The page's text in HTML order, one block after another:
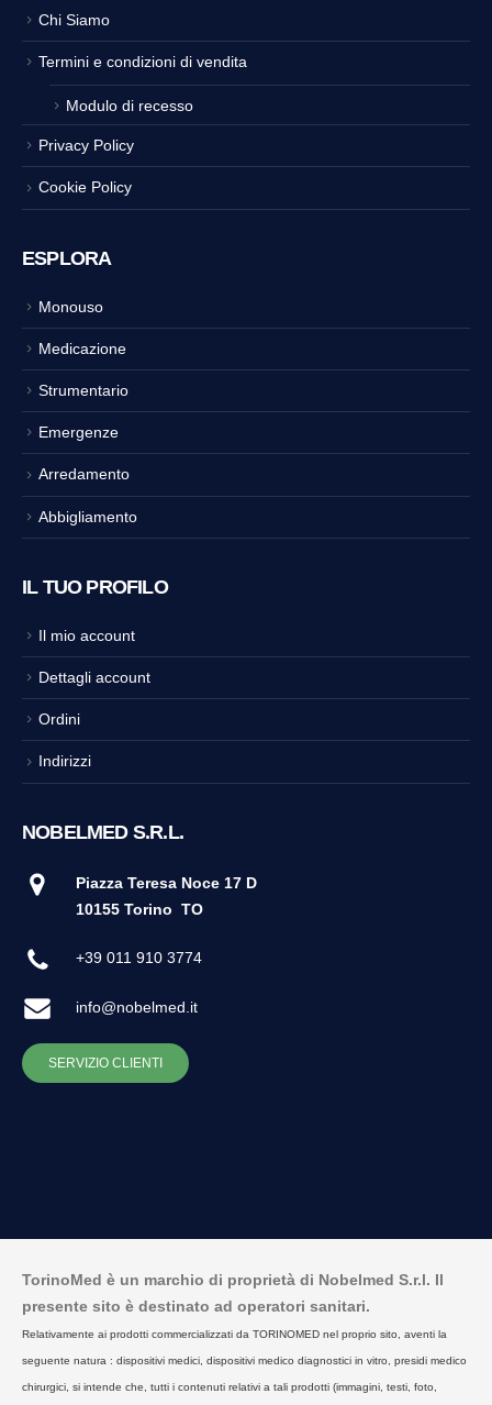
Chi Siamo
Termini e condizioni di vendita
Modulo di recesso
Privacy Policy
Cookie Policy
ESPLORA
Monouso
Medicazione
Strumentario
Emergenze
Arredamento
Abbigliamento
IL TUO PROFILO
Il mio account
Dettagli account
Ordini
Indirizzi
NOBELMED S.R.L.
Piazza Teresa Noce 17 D
10155 Torino TO
+39 011 910 3774
info@nobelmed.it
SERVIZIO CLIENTI
TorinoMed è un marchio di proprietà di Nobelmed S.r.l. Il
presente sito è destinato ad operatori sanitari.
Relativamente ai prodotti commercializzati da TORINOMED nel proprio sito, aventi la
seguente natura : dispositivi medici, dispositivi medico diagnostici in vitro, presidi medico
chirurgici, si intende che, tutti i contenuti relativi a tali prodotti (immagini, testi, foto,